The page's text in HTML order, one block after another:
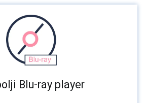
Blu-ray player